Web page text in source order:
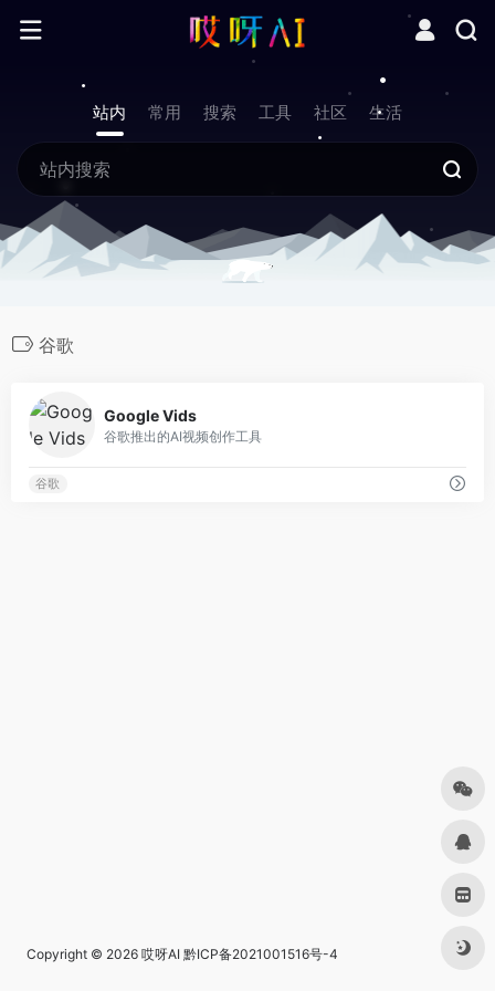
站内 常用 搜索 工具 社区 生活
谷歌
Google Vids
谷歌推出的AI视频创作工具
谷歌
Copyright © 2026 哎呀AI 黔ICP备2021001516号-4